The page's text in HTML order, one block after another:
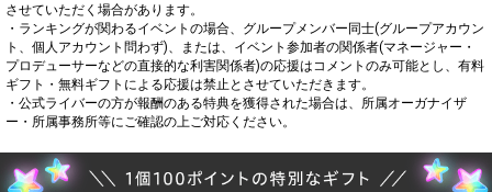
させていただく場合があります。
・ランキングが関わるイベントの場合、グループメンバー同士(グループアカウン
ト、個人アカウント問わず)、または、イベント参加者の関係者(マネージャー・
プロデューサーなどの直接的な利害関係者)の応援はコメントのみ可能とし、有料
ギフト・無料ギフトによる応援は禁止とさせていただきます。
・公式ライバーの方が報酬のある特典を獲得された場合は、所属オーガナイザ